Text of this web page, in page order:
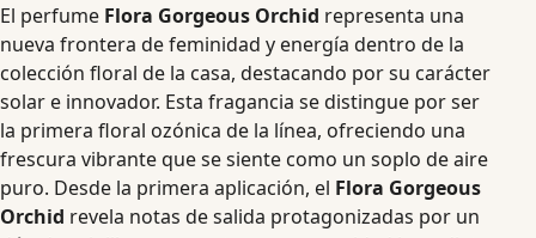
El perfume Flora Gorgeous Orchid representa una
nueva frontera de feminidad y energía dentro de la
colección floral de la casa, destacando por su carácter
solar e innovador. Esta fragancia se distingue por ser
la primera floral ozónica de la línea, ofreciendo una
frescura vibrante que se siente como un soplo de aire
puro. Desde la primera aplicación, el Flora Gorgeous
Orchid revela notas de salida protagonizadas por un